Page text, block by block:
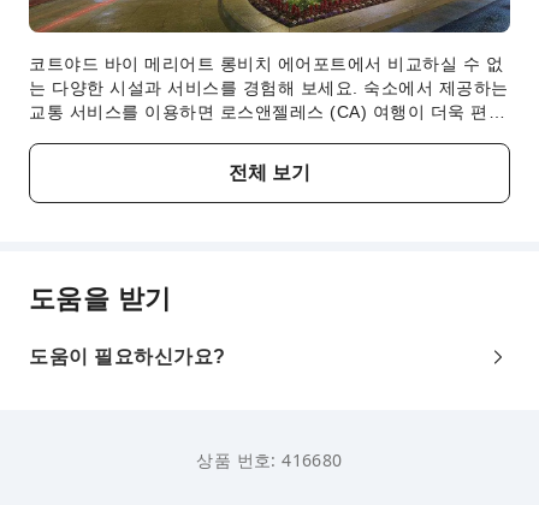
코트야드 바이 메리어트 롱비치 에어포트에서 비교하실 수 없
는 다양한 시설과 서비스를 경험해 보세요. 숙소에서 제공하는
교통 서비스를 이용하면 로스앤젤레스 (CA) 여행이 더욱 편리
이 놀라운 숙소에서 머무는 동안 세심한 프런트 데스크 직원이
제공하는 컨시어지 서비스를 비롯한 다양한 서비스 지원을 이
용하시기 바랍니다. 장기간 투숙하는 투숙객이나 필요한 모든
한 물품이 있는 경우, 숙소 내에 위치한 편의점에서 편리하게
위해 숙소 시설 내에서는 흡연이 엄격히 금지되어 있습니다.
전체 보기
도움을 받기
도움이 필요하신가요?
상품 번호: 416680